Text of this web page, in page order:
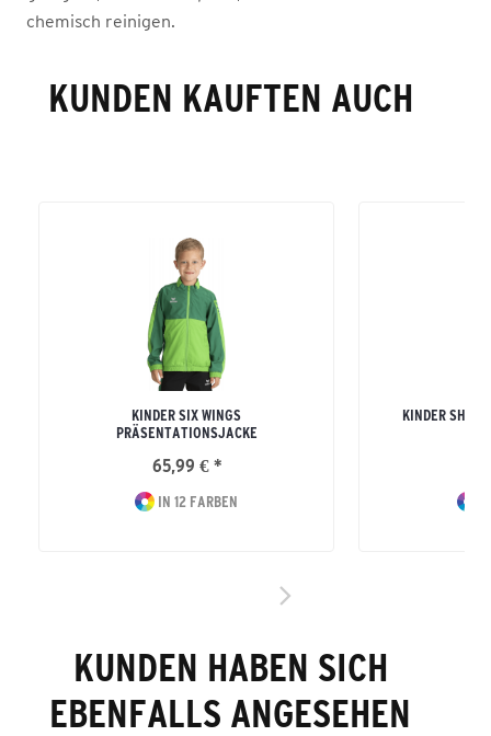
chemisch reinigen.
KUNDEN KAUFTEN AUCH
KINDER SIX WINGS
PRÄSENTATIONSJACKE
65,99 € *
IN 12 FARBEN
KINDER
KUNDEN HABEN SICH
EBENFALLS ANGESEHEN